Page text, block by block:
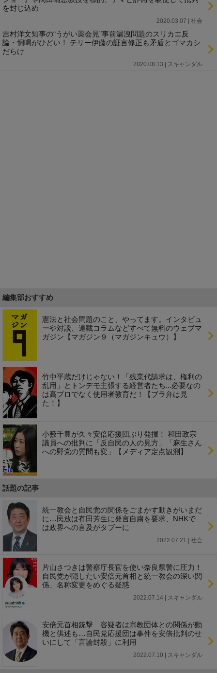
を封じ込め
2020.03.07 | 社会
吉村洋文知事の“うがい薬会見”事前漏洩問題のスリカエ反
論・恫喝がひどい！ テリー伊藤の証言修正も矛盾とゴマカシ
だらけ
2020.08.13 | スキャンダル
編集部おすすめ
憲法と社会問題のこと、やってます。インタビュ
ーや対談、連載コラムなどすべて無料のウェブマ
ガジン【マガジン９（マガジンキュウ）】
竹中平蔵だけじゃない！「残業代請求は、権利の
乱用」とトンデモ主張する経営者たち...必要なの
は高プロでなく使用者教育だ！【ブラ弁は見
た！】
小籔千豊が久々安倍応援団ぶり発揮！ 和田政宗
議員への批判に「反自民の人の見方」「麻生さん
への野党の質問も変」【メディア定点観測】
話題の記事
統一教会と自民党の関係をごまかす動きがいまだ
に…民放は有田芳生に発言自粛を要求、NHKで
は政界への言及がタブーに
2022.07.21 | 社会
片山さつきは警察庁長官を使い奈良県警に圧力！
自民党が隠したい安倍元首相と統一教会の深い関
係、名称変更をめぐる疑惑
2022.07.14 | スキャンダル
安倍元首相銃撃 容疑者は宗教団体との関係が動
機と供述も…自民党応援団は事件を安倍批判のせ
いにして「言論封殺」に利用
2022.07.10 | スキャンダル